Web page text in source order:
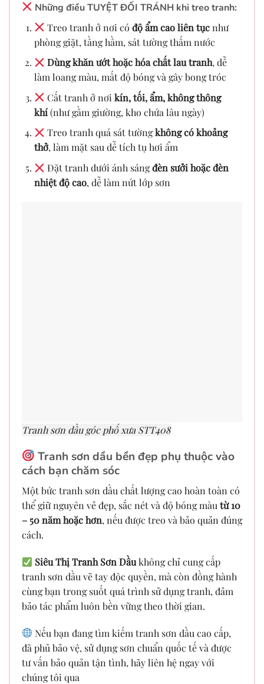
Những điều TUYỆT ĐỐI TRÁNH khi treo tranh:
Treo tranh ở nơi cóđộ ẩm cao liên tụcnhư
phòng giặt, tầng hầm, sát tường thấm nước
Dùng khăn ướt hoặc hóa chất lau tranh, dễ
làm loang màu, mất độ bóng và gây bong tróc
Cất tranh ở nơikín, tối, ẩm, không thông
khí(như gầm giường, kho chứa lâu ngày)
Treo tranh quá sát tườngkhông có khoảng
thở, làm mặt sau dễ tích tụ hơi ẩm
Đặt tranh dưới ánh sángđèn sưởi hoặc đèn
nhiệt độ cao, dễ làm nứt lớp sơn
Tranh sơn dầu góc phố xưa STT408
Tranh sơn dầu bền đẹp phụ thuộc vào
cách bạn chăm sóc
Một bức tranh sơn dầu chất lượng cao hoàn toàn có
thể giữ nguyên vẻ đẹp, sắc nét và độ bóng màutừ 10
– 50 năm hoặc hơn, nếu được treo và bảo quản đúng
cách.
Siêu Thị Tranh Sơn Dầukhông chỉ cung cấp
tranh sơn dầu vẽ tay độc quyền, mà còn đồng hành
cùng bạn trong suốt quá trình sử dụng tranh, đảm
bảo tác phẩm luôn bền vững theo thời gian.
Nếu bạn đang tìm kiếm tranh sơn dầu cao cấp,
đã phủ bảo vệ, sử dụng sơn chuẩn quốc tế và được
tư vấn bảo quản tận tình, hãy liên hệ ngay với
chúng tôi qua